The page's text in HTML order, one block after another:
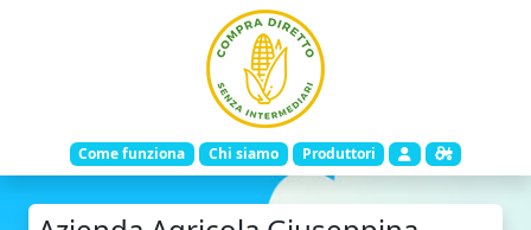
Come funziona Chi siamo Produttori